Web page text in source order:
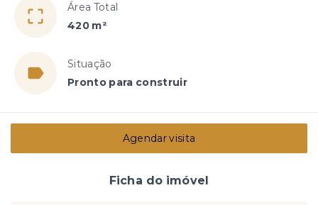
Área Total
420 m²
Situação
Pronto para construir
Agendar visita
Ficha do imóvel